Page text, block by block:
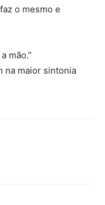
o mesmo e
mão.”
na maior sintonia